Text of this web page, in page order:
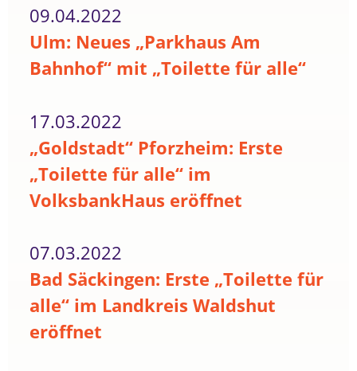
09.04.2022
Ulm: Neues „Parkhaus Am
Bahnhof“ mit „Toilette für alle“
17.03.2022
„Goldstadt“ Pforzheim: Erste
„Toilette für alle“ im
VolksbankHaus eröffnet
07.03.2022
Bad Säckingen: Erste „Toilette für
alle“ im Landkreis Waldshut
eröffnet